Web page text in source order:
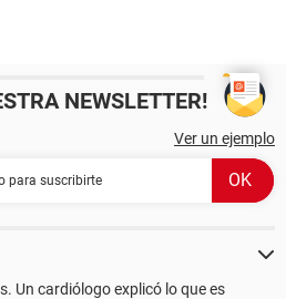
NEWSLETTER!
Ver un ejemplo
Un cardiólogo explicó lo que es